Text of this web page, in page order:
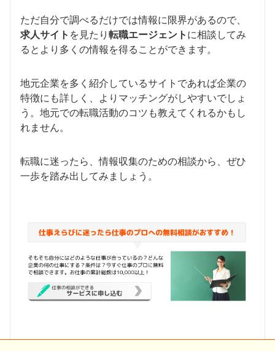
ただ自分で調べるだけでは情報に限界があるので、
求人サイト を見たり 転職エージェント に相談してみ
るとより多くの情報を得ることができます。
地元企業を多く紹介しているサイトであれば企業の
特徴にも詳しく、よりマッチングがしやすいでしょ
う。地元での転職活動のコツも教えてくれるかもし
れません。
転職に迷ったら、情報収集のための相談から、ぜひ
一歩を踏み出してみましょう。